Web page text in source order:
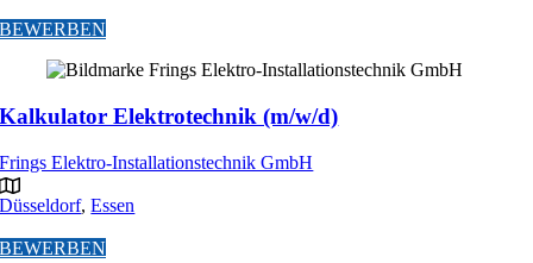
BEWERBEN
Kalkulator Elektrotechnik (m/w/d)
Frings Elektro-Installationstechnik GmbH
Düsseldorf,Essen
BEWERBEN